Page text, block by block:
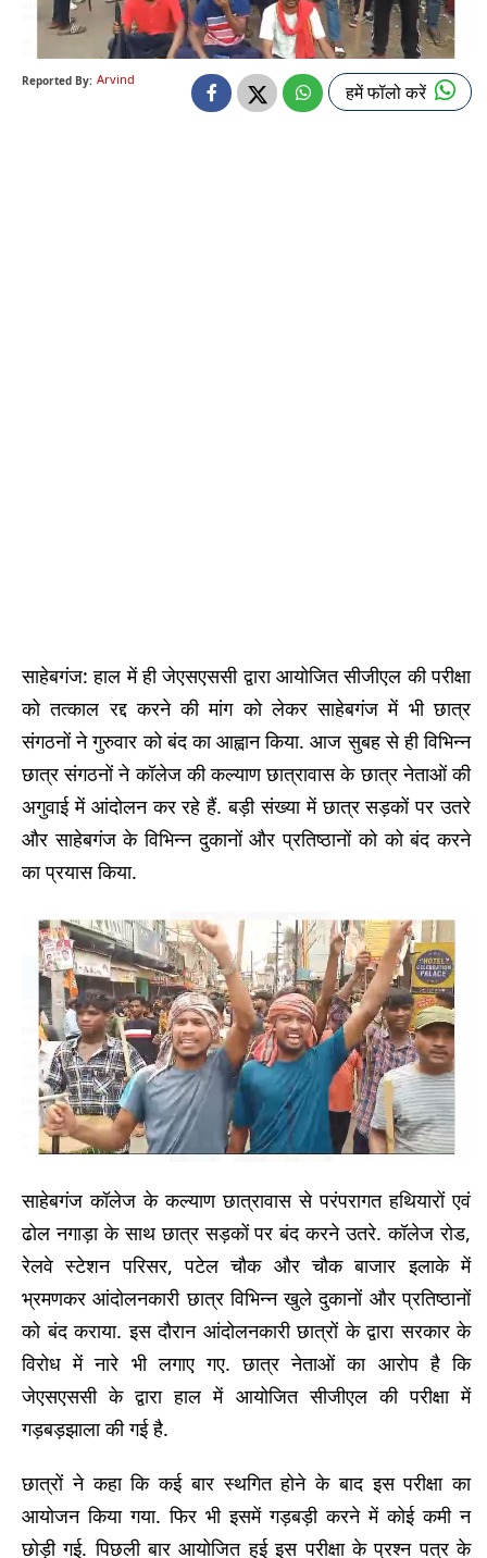
Reported By: Arvind
हमें फॉलो करें
साहेबगंज: हाल में ही जेएसएससी द्वारा आयोजित सीजीएल की परीक्षा
को तत्काल रद्द करने की मांग को लेकर साहेबगंज में भी छात्र
संगठनों ने गुरुवार को बंद का आह्वान किया. आज सुबह से ही विभिन्न
छात्र संगठनों ने कॉलेज की कल्याण छात्रावास के छात्र नेताओं की
अगुवाई में आंदोलन कर रहे हैं. बड़ी संख्या में छात्र सड़कों पर उतरे
और साहेबगंज के विभिन्न दुकानों और प्रतिष्ठानों को को बंद करने
का प्रयास किया.
साहेबगंज कॉलेज के कल्याण छात्रावास से परंपरागत हथियारों एवं
ढोल नगाड़ा के साथ छात्र सड़कों पर बंद करने उतरे. कॉलेज रोड,
रेलवे स्टेशन परिसर, पटेल चौक और चौक बाजार इलाके में
भ्रमणकर आंदोलनकारी छात्र विभिन्न खुले दुकानों और प्रतिष्ठानों
को बंद कराया. इस दौरान आंदोलनकारी छात्रों के द्वारा सरकार के
विरोध में नारे भी लगाए गए. छात्र नेताओं का आरोप है कि
जेएसएससी के द्वारा हाल में आयोजित सीजीएल की परीक्षा में
गड़बड़झाला की गई है.
छात्रों ने कहा कि कई बार स्थगित होने के बाद इस परीक्षा का
आयोजन किया गया. फिर भी इसमें गड़बड़ी करने में कोई कमी न
छोड़ी गई. पिछली बार आयोजित हुई इस परीक्षा के प्रश्न पत्र के